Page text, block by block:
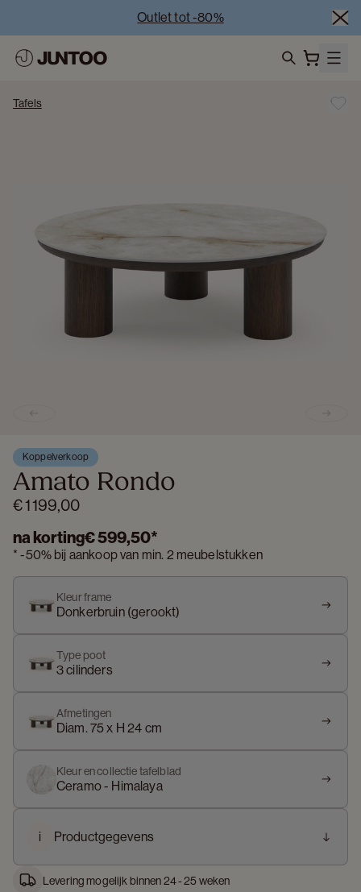
Outlet tot -80%
Tafels
Koppelverkoop
Amato Rondo
€ 1 199,00
na korting€ 599,50*
*-50% bij aankoop van min. 2 meubelstukken
Kleur frame
Donkerbruin (gerookt)
Type poot
3 cilinders
Afmetingen
Diam. 75 x H 24 cm
Kleur en collectie tafelblad
Ceramo - Himalaya
i Productgegevens
Levering mogelijk binnen 24 - 25 weken